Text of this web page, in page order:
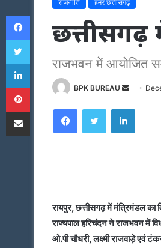
राजनीति हमर छत्तीसगढ़
छत्तीसगढ़
राजभवन में आयोजित
BPK BUREAU
Send
FacebookTwitter LinkedIn
रायपुर, छत्तीसगढ़ में मंत्रिमंडल का
राज्यपाल हरिचंदन ने राजभवन में
ओ.पी चौधरी, लक्ष्मी राजवाड़े एवं
Facebook
Twitter
LinkedIn
Pinterest
Share via Email